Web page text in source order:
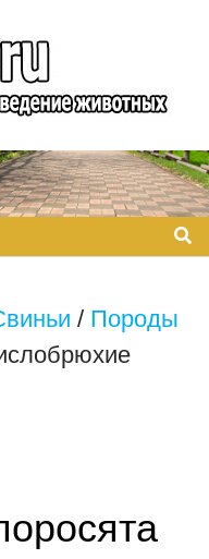
/ Породы